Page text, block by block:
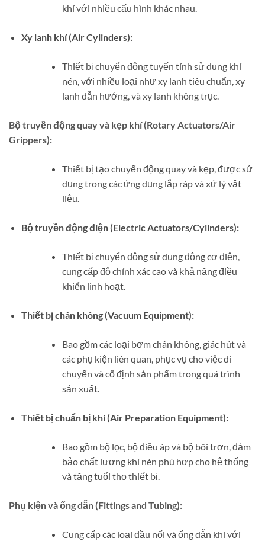
khí với nhiều cấu hình khác nhau.
Xy lanh khí (Air Cylinders):
Thiết bị chuyển động tuyến tính sử dụng khí
nén, với nhiều loại như xy lanh tiêu chuẩn, xy
lanh dẫn hướng, và xy lanh không trục.
Bộ truyền động quay và kẹp khí (Rotary Actuators/Air
Grippers):
Thiết bị tạo chuyển động quay và kẹp, được sử
dụng trong các ứng dụng lắp ráp và xử lý vật
liệu.
Bộ truyền động điện (Electric Actuators/Cylinders):
Thiết bị chuyển động sử dụng động cơ điện,
cung cấp độ chính xác cao và khả năng điều
khiển linh hoạt.
Thiết bị chân không (Vacuum Equipment):
Bao gồm các loại bơm chân không, giác hút và
các phụ kiện liên quan, phục vụ cho việc di
chuyển và cố định sản phẩm trong quá trình
sản xuất.
Thiết bị chuẩn bị khí (Air Preparation Equipment):
Bao gồm bộ lọc, bộ điều áp và bộ bôi trơn, đảm
bảo chất lượng khí nén phù hợp cho hệ thống
và tăng tuổi thọ thiết bị.
Phụ kiện và ống dẫn (Fittings and Tubing):
Cung cấp các loại đầu nối và ống dẫn khí với